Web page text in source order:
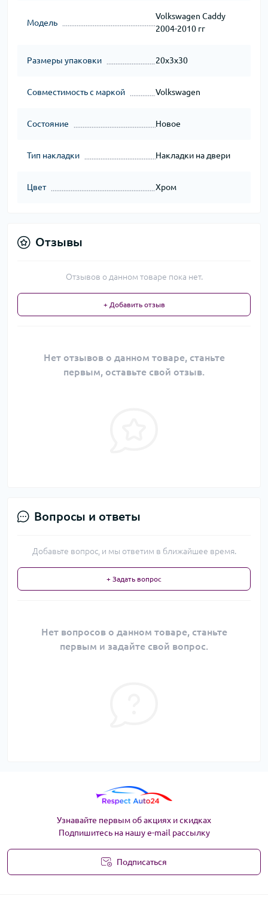
Модель
Volkswagen Caddy
2004-2010 гг
Размеры упаковки 20x3x30
Совместимость с маркой Volkswagen
Состояние Новое
Тип накладки Накладки на двери
Цвет Хром
Отзывы
Отзывов о данном товаре пока нет.
+ Добавить отзыв
Нет отзывов о данном товаре, станьте
первым, оставьте свой отзыв.
Вопросы и ответы
Добавьте вопрос, и мы ответим в ближайшее время.
+ Задать вопрос
Нет вопросов о данном товаре, станьте
первым и задайте свой вопрос.
Узнавайте первым об акциях и скидках
Подпишитесь на нашу e-mail рассылку
Подписаться